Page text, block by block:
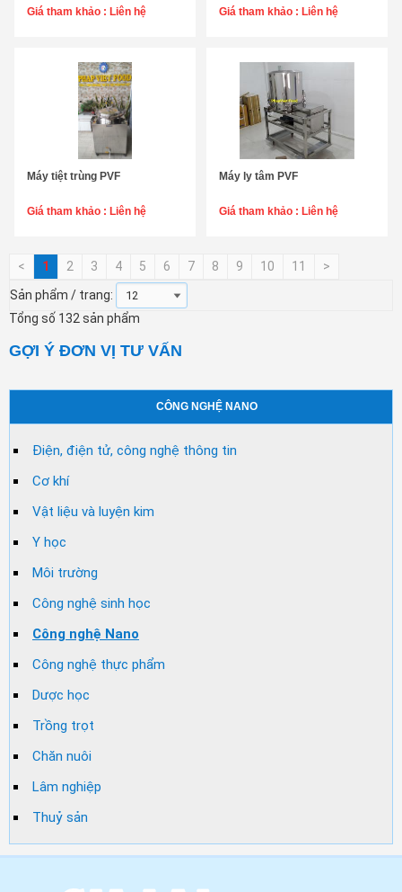
ANYSCAN 300
Giá tham khảo : Liên hệ ☆☆☆☆☆Giá tham khảo : Liên hệ
Máy tiệt trùng PVF
Giá tham khảo : Liên hệ
Máy ly tâm PVF
Giá tham khảo : Liên hệ
< 1 2 3 4 5 6 7 8 9 10 11
>
Sản phẩm / trang:
Tổng số 132 sản phẩm
GỢI Ý ĐƠN VỊ TƯ VẤN
CÔNG NGHỆ NANO
Điện, điện tử, công nghệ thông tin
Cơ khí
Vật liệu và luyện kim
Y học
Môi trường
Công nghệ sinh học
Công nghệ Nano
Công nghệ thực phẩm
Dược học
Trồng trọt
Chăn nuôi
Lâm nghiệp
Thuỷ sản